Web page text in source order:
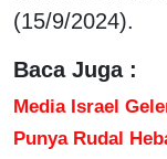
(15/9/2024).
Baca Juga :
Media Israel
Punya Rudal